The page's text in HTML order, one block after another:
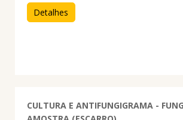
Detalhes
CULTURA E ANTIFUNGIGRAMA -